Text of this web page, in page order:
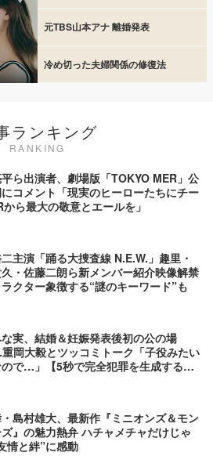
元TBS山本アナ 離婚発表
冷め切った夫婦関係の修復法
ランキング
RANKING
ら出演者、劇場版「TOKYO MER」公
コメント「現実のヒーローたちにチー
から最大の敬意とエールを」
主演「踊る大捜査線 N.E.W.」趣里・
・佐藤二朗ら新メンバー紹介映像解禁
クター象徴する“謎のキーワード”も
実、結婚＆妊娠発表後初の公の場
重岡大毅とツッコミトーク「子役みたい
で…」【5秒で完全犯罪を生成する方
島村雄大、最新作『ミニオンズ＆モン
』の魅力熱弁 ハチャメチャだけじゃ
情と絆”に感動